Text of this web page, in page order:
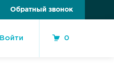
Обратный звонок
Войти 0